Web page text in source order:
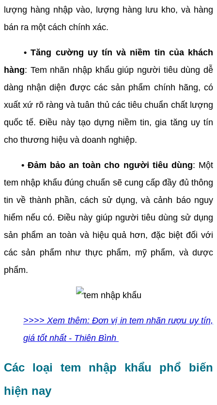
lượng hàng nhập vào, lượng hàng lưu kho, và hàng
bán ra một cách chính xác.
• Tăng cường uy tín và niềm tin của khách
hàng: Tem nhãn nhập khẩu giúp người tiêu dùng dễ
dàng nhận diện được các sản phẩm chính hãng, có
xuất xứ rõ ràng và tuân thủ các tiêu chuẩn chất lượng
quốc tế. Điều này tạo dựng niềm tin, gia tăng uy tín
cho thương hiệu và doanh nghiệp.
• Đảm bảo an toàn cho người tiêu dùng: Một
tem nhập khẩu đúng chuẩn sẽ cung cấp đầy đủ thông
tin về thành phần, cách sử dụng, và cảnh báo nguy
hiểm nếu có. Điều này giúp người tiêu dùng sử dụng
sản phẩm an toàn và hiệu quả hơn, đặc biệt đối với
các sản phẩm như thực phẩm, mỹ phẩm, và dược
phẩm.
>>>> Xem thêm: Đơn vị in tem nhãn rượu uy tín,
giá tốt nhất - Thiên Bình
Các loại tem nhập khẩu phổ biến
hiện nay